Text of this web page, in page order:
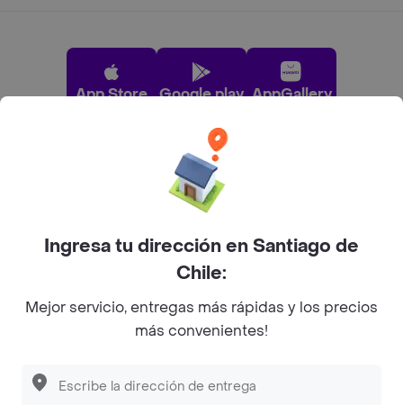
Descubre las PROMOCIONES que tenemos
App Store Google play AppGallery
Pide tu comida favorita cerca de ti
Categorías
Ingresa tu dirección en Santiago de
Chile:
Mejor servicio, entregas más rápidas y los precios
más convenientes!